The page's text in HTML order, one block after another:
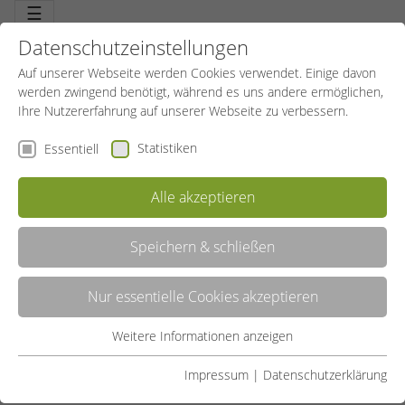
☰
SPIELEMIX
Wer sich von Bällen faszinieren lässt, ist hier genau richtig. Jeder Ball
kann gespielt werden. Große Sportspiele oder Freizeitspiele, alles ist
dabei. Mit noch mehr Technik steigt der Spaß und kommt das
Erfolgserlebnis. Spielen wir!
LISTE
Datenschutzeinstellungen
Auf unserer Webseite werden Cookies verwendet. Einige davon
werden zwingend benötigt, während es uns andere ermöglichen,
Ihre Nutzererfahrung auf unserer Webseite zu verbessern.
Essentiell Statistiken
Alle akzeptieren
Speichern & schließen
Nur essentielle Cookies akzeptieren
Essentielle Cookies werden für grundlegende Funktionen der
Weitere Informationen anzeigen
Impressum | Datenschutzerklärung